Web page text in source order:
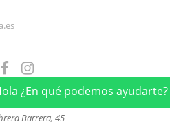
¿En qué podemos ayudarte?
Barrera, 45